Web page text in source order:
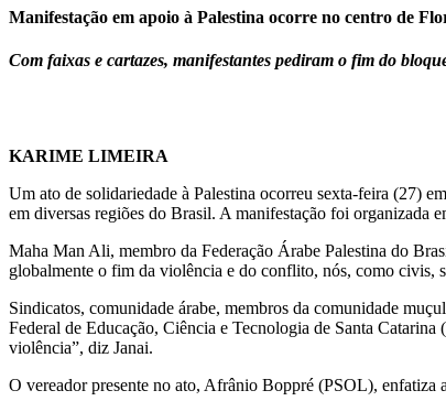
Manifestação em apoio à Palestina ocorre no centro de
Com faixas e cartazes, manifestantes pediram o fim do
KARIME LIMEIRA
Um ato de solidariedade à Palestina ocorreu sexta-feira (27)
em diversas regiões do Brasil. A manifestação foi organizada
Maha Man Ali, membro da Federação Árabe Palestina do
globalmente o fim da violência e do conflito, nós, como civis,
Sindicatos, comunidade árabe, membros da comunidade
Federal de Educação, Ciência e Tecnologia de Santa
violência”, diz Janai.
O vereador presente no ato, Afrânio Boppré (PSOL), enfatiza